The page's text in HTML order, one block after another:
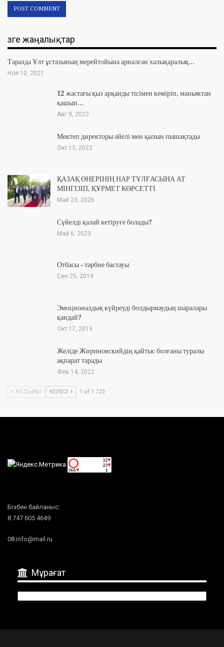
Өзге жаңалықтар
Таразда Ұлт ұстазының мерейтойына арналған халықаралық…
Ноя 10, 2021
12 жастағы қыз арқанды тісімен кеміріп, маньяктан
қашып…
Авг 9, 2022
Мектеп директоры әйелі мен қызын пышақтады
Окт 13, 2022
ҚАЗАҚ ӨНЕРІНІҢ НАР ТҰЛҒАСЫНА АТ
МІНГІЗІП, ҚҰРМЕТ КӨРСЕТТІ
Май 23, 2026
Сүйелді қалай кетіруге болады?
Май 6, 2023
Отбасы – тәрбие бастауы
Сен 25, 2019
Эмоционалдық күйреуді болдырмаудың шаралары
қандай?
Окт 17, 2019
Желіде Жириновскийдің қайтыс болғаны туралы
ақпарат тарады
Фев 14, 2022
АЛДЫҢҒЫ КЕЛЕСІ 1 of 1 723
Бізбен байланыс:
8 747 605 4649
08.info@mail.ru
Мұрағат